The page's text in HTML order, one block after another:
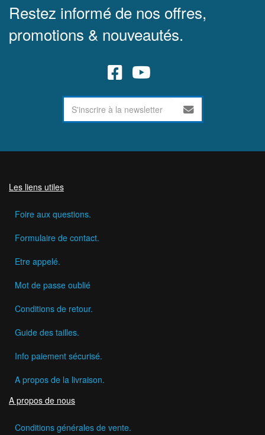
Restez informé de nos offres,
promotions & nouveautés.
Les liens utiles
Foire aux questions.
Formulaire de contact.
Etre appelé.
Mot de passe oublié
Conditions de retour.
Guide des tailles.
Info paiement sécurisé.
A propos de la livraison.
A propos de nous
Conditions générales de vente.